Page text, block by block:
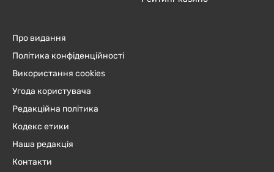
Про видання
Політика конфіденційності
Використання cookies
Угода користувача
Редакційна політика
Кодекс етики
Наша редакція
Контакти